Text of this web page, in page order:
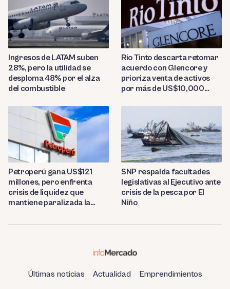
Ingresos de LATAM suben
28%, pero la utilidad se
desploma 48% por el alza
del combustible
Rio Tinto descarta retomar
acuerdo con Glencore y
prioriza venta de activos
por más de US$10,000
Petroperú gana US$121
millones, pero enfrenta
crisis de liquidez que
mantiene paralizada la
SNP respalda facultades
legislativas al Ejecutivo ante
crisis de la pesca por El
Niño
Últimas noticias Actualidad Emprendimientos